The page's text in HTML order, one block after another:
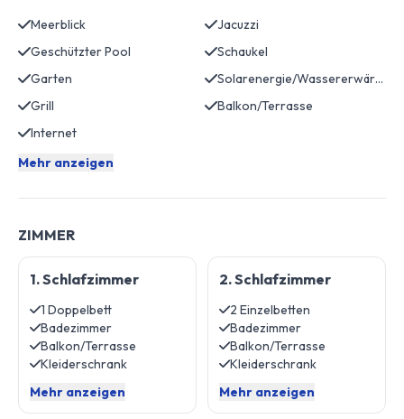
Meerblick
Jacuzzi
Geschützter Pool
Schaukel
Garten
Solarenergie/Wassererwärmung
Grill
Balkon/Terrasse
Internet
Mehr anzeigen
ZIMMER
1. Schlafzimmer
1 Doppelbett
Badezimmer
Balkon/Terrasse
Kleiderschrank
Mehr anzeigen
2. Schlafzimmer
2 Einzelbetten
Badezimmer
Balkon/Terrasse
Kleiderschrank
Mehr anzeigen